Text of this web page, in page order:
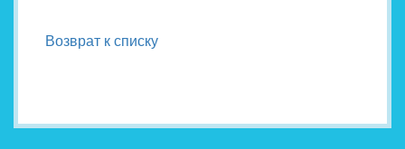
Возврат к списку